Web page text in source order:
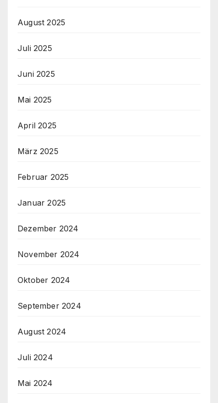
August 2025
Juli 2025
Juni 2025
Mai 2025
April 2025
März 2025
Februar 2025
Januar 2025
Dezember 2024
November 2024
Oktober 2024
September 2024
August 2024
Juli 2024
Mai 2024